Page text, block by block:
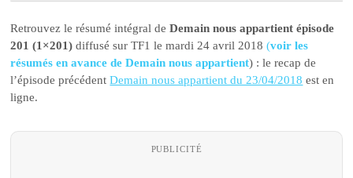
Retrouvez le résumé intégral deDemain nous appartient épisode
201 (1×201)diffusé sur TF1 le mardi 24 avril 2018(voir les
résumés en avance de Demain nous appartient) : le recap de
l’épisode précédentDemain nous appartient du 23/04/2018 est en
ligne.
PUBLICITÉ